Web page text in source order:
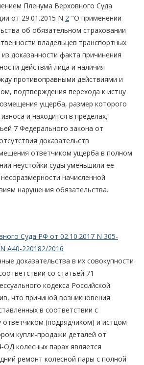
Пленума Верховного Суда
от 29.01.2015 N 2 "О применении
об обязательном страховании
владельцев транспортных
доказанности факта причинения
действий лица и наличия
противоправными действиями и
подтверждения перехода к истцу
ущерба, размер которого
и находится в пределах,
7 Федерального закона от
доказательств
ответчиком ущерба в полном
неустойки суды уменьшили ее
начисленной
нарушения обязательства.
Суда РФ от 02.10.2017 N 305-
А40-220182/2016
доказательства в их совокупности
со статьей 71
кодекса Российской
что причиной возникновения
в соответствии с
(подрядчиком) и истцом
купли-продажи деталей от
ОД колесных парах является
ремонт колесной пары с полной